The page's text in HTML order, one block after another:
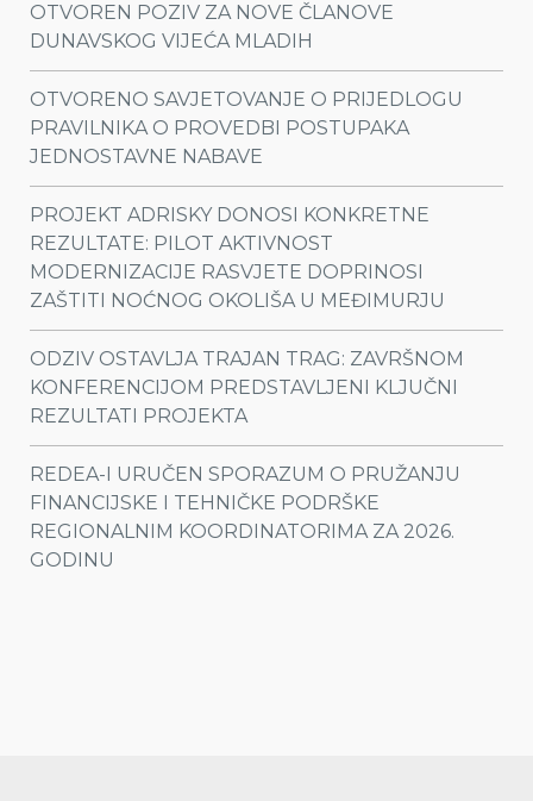
OTVOREN POZIV ZA NOVE ČLANOVE
DUNAVSKOG VIJEĆA MLADIH
OTVORENO SAVJETOVANJE O PRIJEDLOGU
PRAVILNIKA O PROVEDBI POSTUPAKA
JEDNOSTAVNE NABAVE
PROJEKT ADRISKY DONOSI KONKRETNE
REZULTATE: PILOT AKTIVNOST
MODERNIZACIJE RASVJETE DOPRINOSI
ZAŠTITI NOĆNOG OKOLIŠA U MEĐIMURJU
ODZIV OSTAVLJA TRAJAN TRAG: ZAVRŠNOM
KONFERENCIJOM PREDSTAVLJENI KLJUČNI
REZULTATI PROJEKTA
REDEA-I URUČEN SPORAZUM O PRUŽANJU
FINANCIJSKE I TEHNIČKE PODRŠKE
REGIONALNIM KOORDINATORIMA ZA 2026.
GODINU